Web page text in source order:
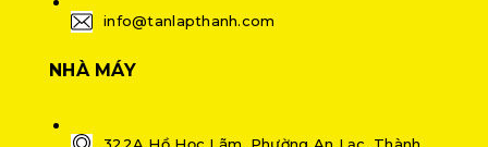
info@tanlapthanh.com
NHÀ MÁY
322A Hồ Học Lãm, Phường An Lạc, Thành